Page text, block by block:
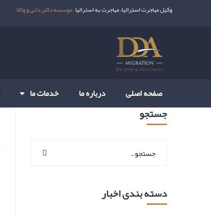
وکیل مهاجرت استرالیا، مهاجرت به استرالیا –موسسه دکتر دانی و وکلا
صفحه اصلی
درباره ما خدمات ما
جستجو
دسته بندی اخبار